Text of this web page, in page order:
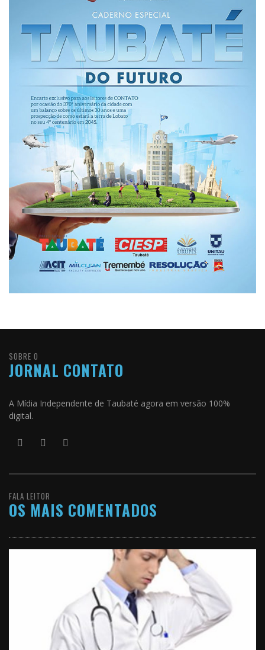
SOBRE O
JORNAL CONTATO
A Mídia Independente de Taubaté agora em versão 100%
digital.
FALA LEITOR
OS MAIS COMENTADOS